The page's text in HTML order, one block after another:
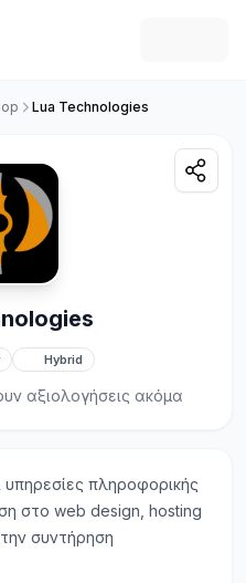
Lua Technologies
Hybrid
αξιολογήσεις ακόμα
πληροφορικής
στο web design, hosting
συντήρηση